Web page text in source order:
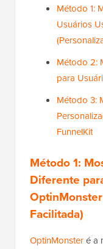
Método 1:
Usuários
Método 2:
para
Método 3:
FunnelKit
Método 1:
Diferente
Facilitada)
OptinMonsteré a